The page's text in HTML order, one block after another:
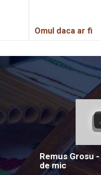
Omul daca ar fi
Remus Grosu
de mic